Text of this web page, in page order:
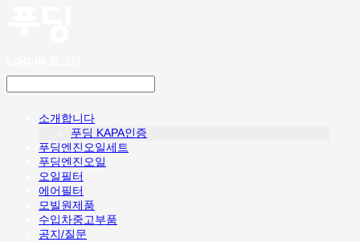
소개합니다
푸딩 KAPA인증
푸딩엔진오일세트
푸딩엔진오일
오일필터
에어필터
모빌원제품
수입차중고부품
공지/질문